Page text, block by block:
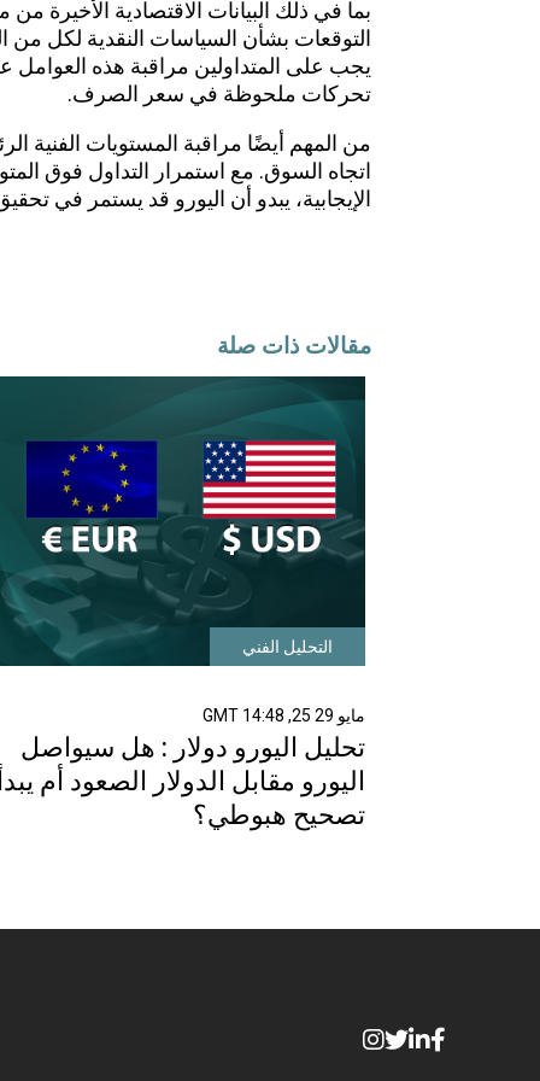
بما في ذلك البيانات الاقتصادية الأخيرة من
التوقعات بشأن السياسات النقدية لكل من
يجب على المتداولين مراقبة هذه
تحركات ملحوظة في سعر الصرف.
من المهم أيضًا مراقبة المستويات الفنية
الإيجابية، يبدو أن اليورو قد يستمر في
مقالات ذات صلة
التحليل الفني
مايو 29 25, 14:48 GMT
تحليل اليورو دولار : هل سيواصل
اليورو مقابل الدولار الصعود أم
تصحيح هبوطي؟